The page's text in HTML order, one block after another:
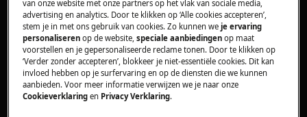
2. Ouvrez le tiroir à détergent et soulevez le
couvercle de l'AutoDose.
van onze website met onze partners op het vlak van sociale media,
advertising en analytics. Door te klikken op ‘Alle cookies accepteren’,
stem je in met ons gebruik van cookies. Zo kunnen weje ervaring
personaliseren op de website,speciale aanbiedingen op maat
voorstellen en je gepersonaliseerde reclame tonen. Door te klikken op
‘Verder zonder accepteren’, blokkeer je niet-essentiële cookies. Dit kan
invloed hebben op je surfervaring en op de diensten die we kunnen
aanbieden. Voor meer informatie verwijzen we je naar onze
Cookieverklaring en Privacy Verklaring.